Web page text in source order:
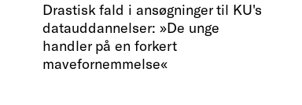
Drastisk fald i ansøgninger til KU's
datauddannelser: »De unge
handler på en forkert
mavefornemmelse«